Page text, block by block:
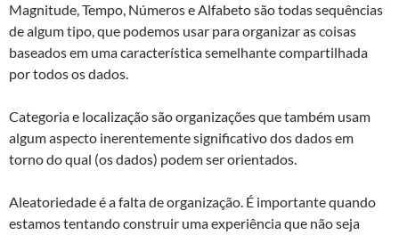
Magnitude, Tempo, Números e Alfabeto são todas sequências
de algum tipo, que podemos usar para organizar as coisas
baseados em uma característica semelhante compartilhada
por todos os dados.
Categoria e localização são organizações que também usam
algum aspecto inerentemente significativo dos dados em
torno do qual (os dados) podem ser orientados.
Aleatoriedade é a falta de organização. É importante quando
estamos tentando construir uma experiência que não seja